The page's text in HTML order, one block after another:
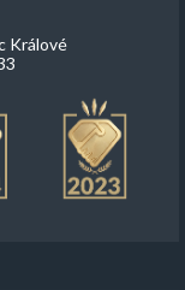
Králové